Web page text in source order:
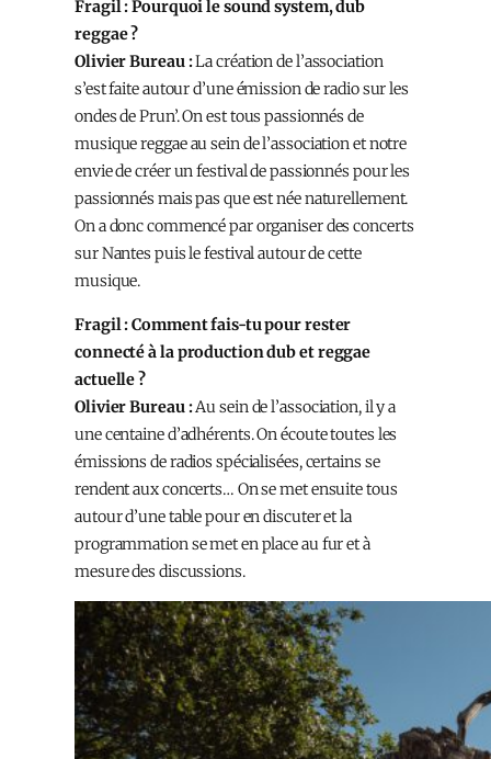
Fragil : Pourquoi le sound system, dub
reggae ?
Olivier Bureau :La création de l’association
s’est faite autour d’une émission de radio sur les
ondes de Prun’. On est tous passionnés de
musique reggae au sein de l’association et notre
envie de créer un festival de passionnés pour les
passionnés mais pas que est née naturellement.
On a donc commencé par organiser des concerts
sur Nantes puis le festival autour de cette
musique.
Fragil : Comment fais-tu pour rester
connecté à la production dub et reggae
actuelle ?
Olivier Bureau :Au sein de l’association, il y a
une centaine d’adhérents. On écoute toutes les
émissions de radios spécialisées, certains se
rendent aux concerts… On se met ensuite tous
autour d’une table pour en discuter et la
programmation se met en place au fur et à
mesure des discussions.